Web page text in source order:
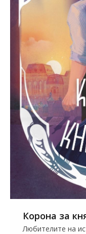
Корона за
Любителите на